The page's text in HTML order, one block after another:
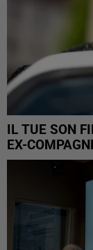
IL TUE SON
EX-